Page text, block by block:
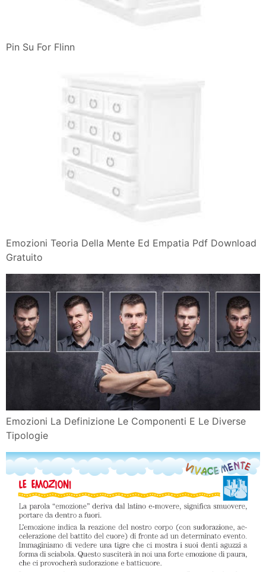
Pin Su For Flinn
Emozioni Teoria Della Mente Ed Empatia Pdf Download
Gratuito
Emozioni La Definizione Le Componenti E Le Diverse
Tipologie